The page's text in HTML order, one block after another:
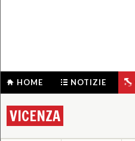
HOME NOTIZIE
VICENZA